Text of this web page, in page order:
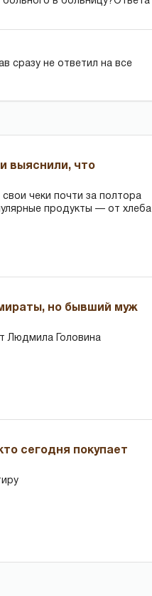
сразу не ответил на все
выяснили, что
чеки почти за полтора
продукты — от хлеба
но бывший муж
Людмила Головина
сегодня покупает